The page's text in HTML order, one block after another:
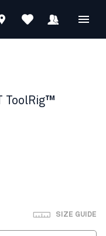
ToolRig™
SIZE GUIDE